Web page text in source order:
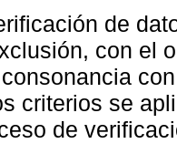
de
con el
criterios se
de